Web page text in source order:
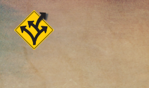
Skip
to
content